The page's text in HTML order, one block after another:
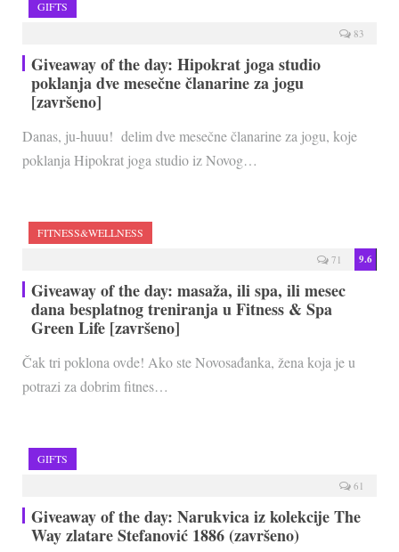
GIFTS
83
Giveaway of the day: Hipokrat joga studio
poklanja dve mesečne članarine za jogu
[završeno]
Danas, ju-huuu! delim dve mesečne članarine za jogu, koje
poklanja Hipokrat joga studio iz Novog…
FITNESS&WELLNESS
9.6
71
Giveaway of the day: masaža, ili spa, ili mesec
dana besplatnog treniranja u Fitness & Spa
Green Life [završeno]
Čak tri poklona ovde! Ako ste Novosađanka, žena koja je u
potrazi za dobrim fitnes…
GIFTS
61
Giveaway of the day: Narukvica iz kolekcije The
Way zlatare Stefanović 1886 (završeno)